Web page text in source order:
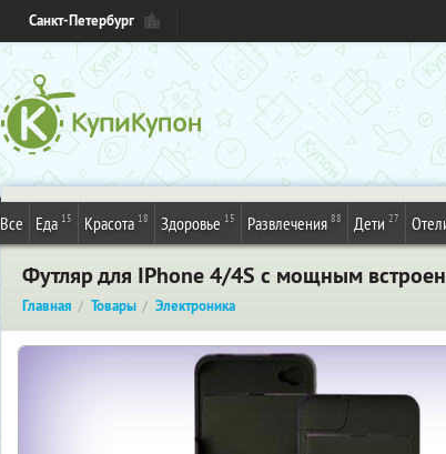
Санкт-Петербург
Все Еда 15 Красота 18 Здоровье 15 Развлечения 88 Дети 27
Футляр для IPhone 4/4S c мощным
Главная Товары Электроника